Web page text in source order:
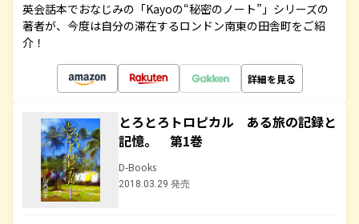
英会話本でおなじみの「Kayoの“秘密のノート”」シリーズの
著者が、今度は自分の滞在するロンドン南東の田舎町をご紹
介！
詳細を見る
とろとろトロピカル ある旅の記録と
記憶。 第1巻
D-Books
2018.03.29 発売